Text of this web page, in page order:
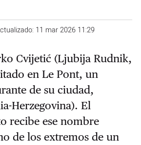
11 mar 2026 11:29
Cvijetić (Ljubija Rudnik,
en Le Pont, un
de su ciudad,
Herzegovina). El
recibe ese nombre
de los extremos de un